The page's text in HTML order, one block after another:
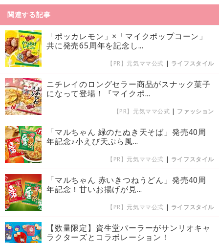
関連する記事
「ポッカレモン」×「マイクポップコーン」
共に発売65周年を記念し...
【PR】元気ママ公式 | ライフスタイル
ニチレイのロングセラー商品がスナック菓子
になって登場！『マイクポ...
【PR】元気ママ公式 | ファッション
「マルちゃん 緑のたぬき天そば」発売40周
年記念♪小えび天ぷら風...
【PR】元気ママ公式 | ライフスタイル
「マルちゃん 赤いきつねうどん」発売40周
年記念！甘いお揚げが見...
【PR】元気ママ公式 | ライフスタイル
【数量限定】資生堂パーラーがサンリオキャ
ラクターズとコラボレーション！